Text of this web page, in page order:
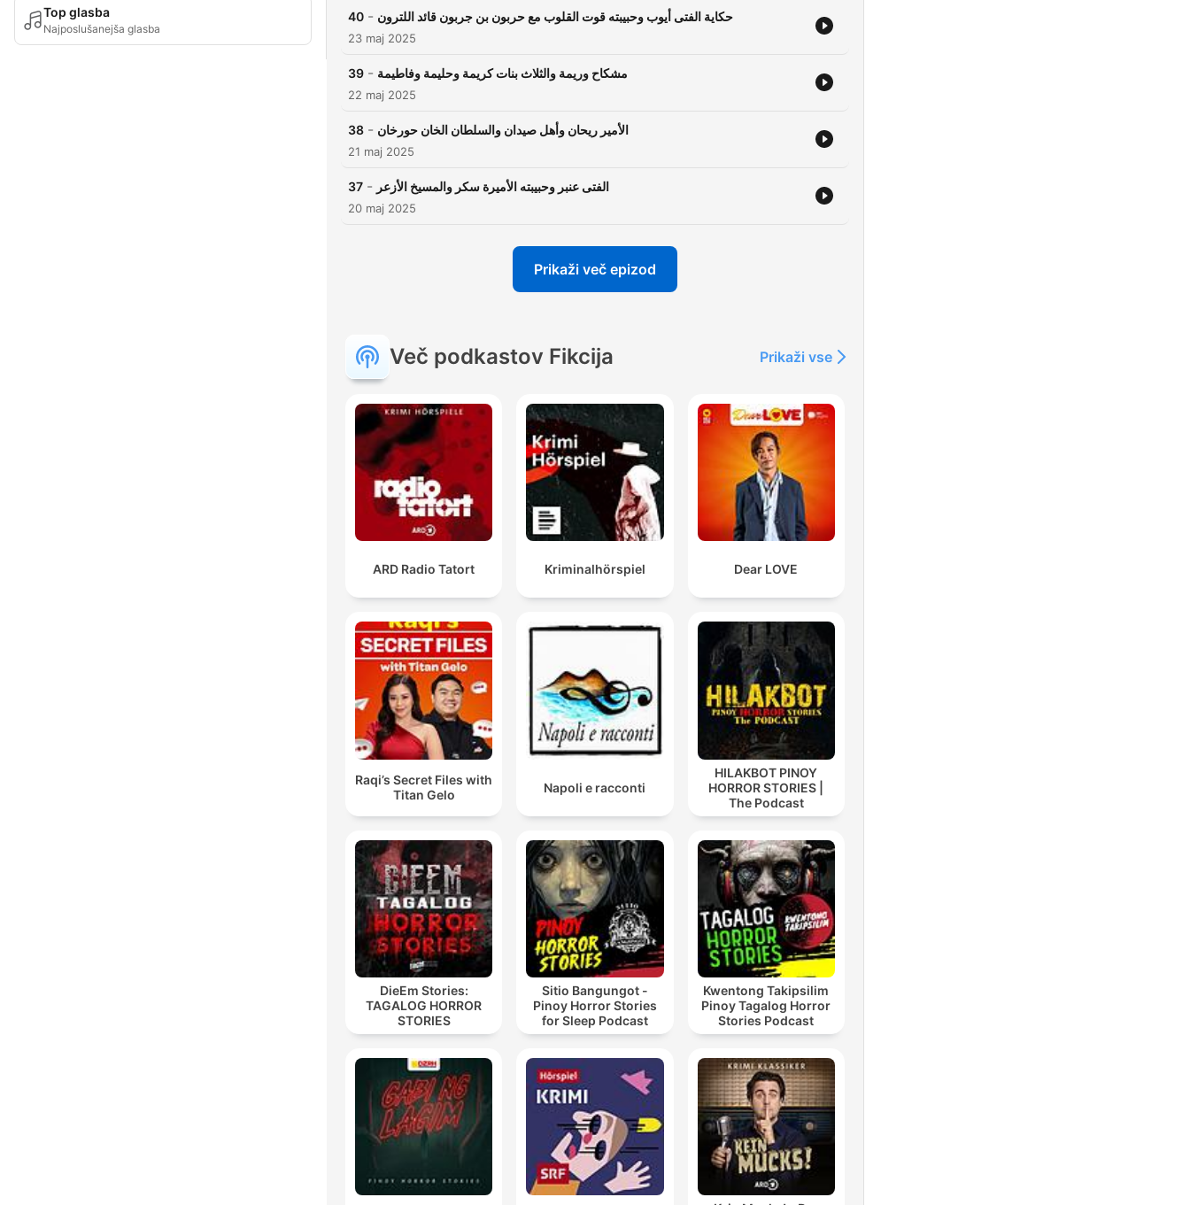
Top glasba
Najposlušanejša glasba
40 - حكاية الفتى أيوب وحبيبته قوت القلوب مع حربون بن جربون قائد اللترون
23 maj 2025
39 - مشكاح وريمة والثلاث بنات كريمة وحليمة وفاطيمة
22 maj 2025
38 - الأمير ريحان وأهل صيدان والسلطان الخان حورخان
21 maj 2025
37 - الفتى عنبر وحبيبته الأميرة سكر والمسيخ الأزعر
20 maj 2025
Prikaži več epizod
Več podkastov Fikcija Prikaži vse
ARD Radio Tatort Kriminalhörspiel Dear LOVE
Raqi’s Secret Files with
Titan Gelo
Napoli e racconti
HILAKBOT PINOY
HORROR STORIES |
The Podcast
DieEm Stories:
TAGALOG HORROR
STORIES
Sitio Bangungot -
Pinoy Horror Stories
for Sleep Podcast
Kwentong Takipsilim
Pinoy Tagalog Horror
Stories Podcast